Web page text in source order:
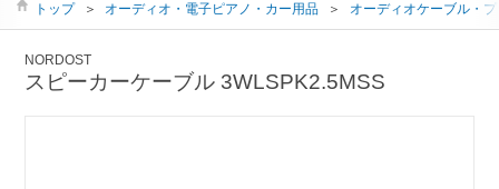
トップ ＞ オーディオ・電子ピアノ・カー用品 ＞ オーディオケーブル・
NORDOST
スピーカーケーブル 3WLSPK2.5MSS